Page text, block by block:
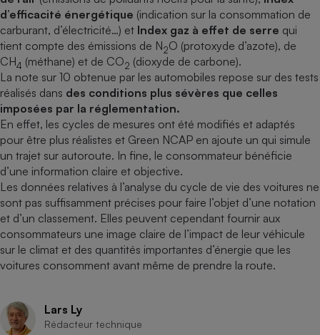
d’efficacité énergétique (indication sur la consommation de
carburant, d’électricité…) et Index gaz à effet de serre qui
tient compte des émissions de N2O (protoxyde d’azote), de
CH4 (méthane) et de CO2 (dioxyde de carbone).
La note sur 10 obtenue par les automobiles repose sur des tests
réalisés dans des conditions plus sévères que celles
imposées par la réglementation.
En effet, les cycles de mesures ont été modifiés et adaptés
pour être plus réalistes et Green NCAP en ajoute un qui simule
un trajet sur autoroute. In fine, le consommateur bénéficie
d’une information claire et objective.
Les données relatives à l’analyse du cycle de vie des voitures ne
sont pas suffisamment précises pour faire l’objet d’une notation
et d’un classement. Elles peuvent cependant fournir aux
consommateurs une image claire de l’impact de leur véhicule
sur le climat et des quantités importantes d’énergie que les
voitures consomment avant même de prendre la route.
Lars Ly
Rédacteur technique